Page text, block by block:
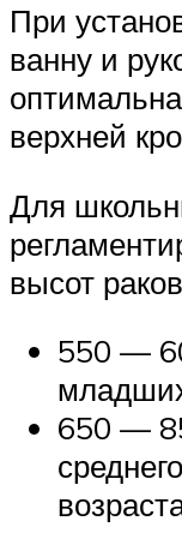
При
ванну и
верхней
Для
высот
550 —
650 —